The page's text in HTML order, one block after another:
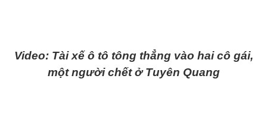
Video: Tài xế ô tô tông thẳng vào hai cô gái,
một người chết ở Tuyên Quang